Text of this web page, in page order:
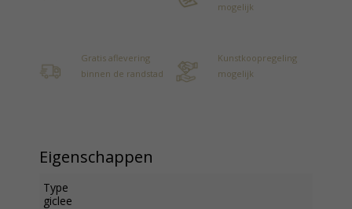
mogelijk
Gratis aflevering
binnen de randstad
Kunstkoopregeling
mogelijk
Eigenschappen
Type
giclee